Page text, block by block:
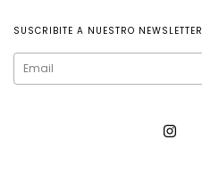
SUSCRIBITE A NUESTRO NEWSLETTER